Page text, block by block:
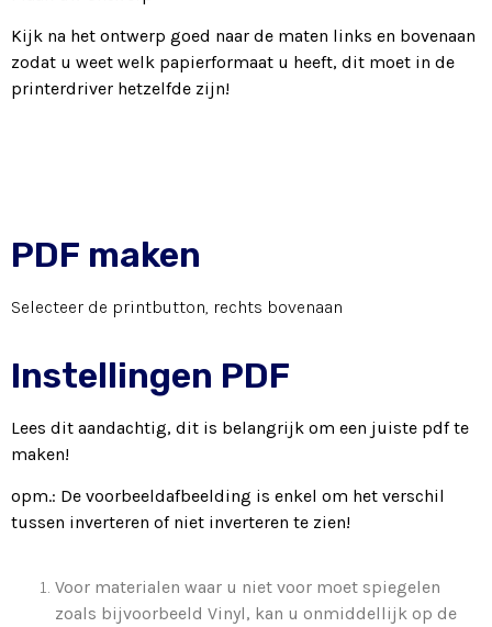
Kijk na het ontwerp goed naar de maten links en bovenaan
zodat u weet welk papierformaat u heeft, dit moet in de
printerdriver hetzelfde zijn!
PDF maken
Selecteer de printbutton, rechts bovenaan
Instellingen PDF
Lees dit aandachtig, dit is belangrijk om een juiste pdf te
maken!
opm.: De voorbeeldafbeelding is enkel om het verschil
tussen inverteren of niet inverteren te zien!
Voor materialen waar u niet voor moet spiegelen
zoals bijvoorbeeld Vinyl, kan u onmiddellijk op de